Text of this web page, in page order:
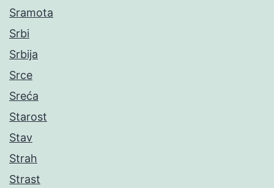
Sramota
Srbi
Srbija
Srce
Sreća
Starost
Stav
Strah
Strast